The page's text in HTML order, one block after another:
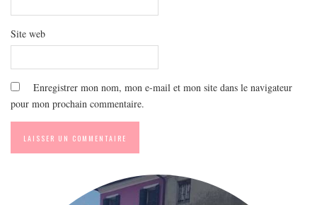
Site web
Enregistrer mon nom, mon e-mail et mon site dans le navigateur
pour mon prochain commentaire.